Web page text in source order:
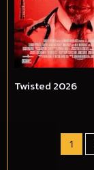
Twisted 2026
1